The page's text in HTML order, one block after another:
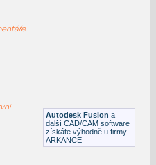
Autodesk Fusion a
další CAD/CAM software
získáte výhodně u firmy
ARKANCE